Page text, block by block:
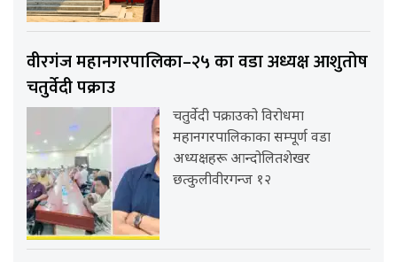
वीरगंज महानगरपालिका–२५ का वडा अध्यक्ष आशुतोष
चतुर्वेदी पक्राउ
चतुर्वेदी पक्राउको विरोधमा
महानगरपालिकाका सम्पूर्ण वडा
अध्यक्षहरू आन्दोलितशेखर
छत्कुलीवीरगन्ज १२